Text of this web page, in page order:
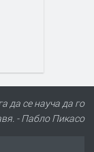
да се науча да го
- Пабло Пикасо